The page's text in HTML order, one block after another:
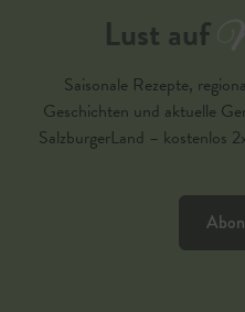
Lust auf
Saisonale Rezepte,
Geschichten und aktuelle
SalzburgerLand – kostenlos